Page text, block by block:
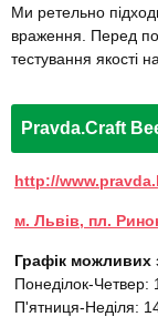
Ми ретельно
враження. Перед
тестування якості
Pravda.Craft
http://
м. Львів, пл.
Графік можливих
Понеділок-Четвер:
П'ятниця-Неділя: